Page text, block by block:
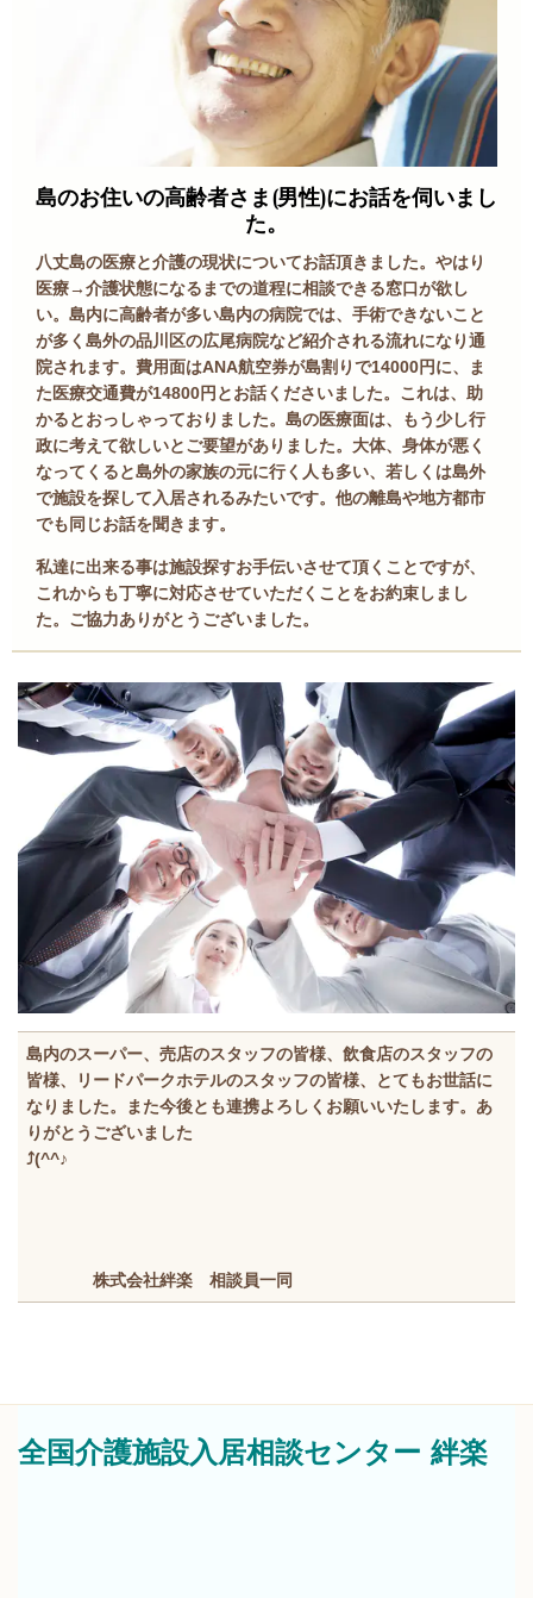
島のお住いの高齢者さま(男性)にお話を伺いまし
た。
八丈島の医療と介護の現状についてお話頂きました。やはり
医療→介護状態になるまでの道程に相談できる窓口が欲し
い。島内に高齢者が多い島内の病院では、手術できないこと
が多く島外の品川区の広尾病院など紹介される流れになり通
院されます。費用面はANA航空券が島割りで14000円に、ま
た医療交通費が14800円とお話くださいました。これは、助
かるとおっしゃっておりました。島の医療面は、もう少し行
政に考えて欲しいとご要望がありました。大体、身体が悪く
なってくると島外の家族の元に行く人も多い、若しくは島外
で施設を探して入居されるみたいです。他の離島や地方都市
でも同じお話を聞きます。
私達に出来る事は施設探すお手伝いさせて頂くことですが、
これからも丁寧に対応させていただくことをお約束しまし
た。ご協力ありがとうございました。
島内のスーパー、売店のスタッフの皆様、飲食店のスタッフの
皆様、リードパークホテルのスタッフの皆様、とてもお世話に
なりました。また今後とも連携よろしくお願いいたします。あ
りがとうございました
⤴(^^♪
株式会社絆楽 相談員一同
全国介護施設入居相談センター 絆楽